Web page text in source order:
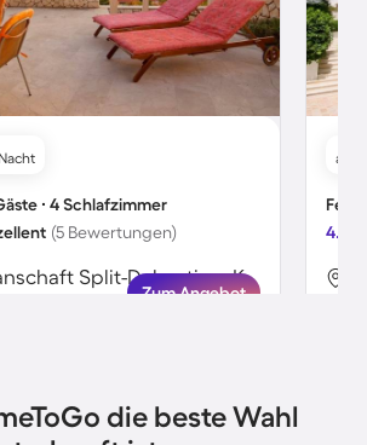
∙ 4 Schlafzimmer
(5 Bewertungen)
Bol, Gespanschaft Split-Dalmatien, Kroatien
Zum Angebot
ab
4.9
die beste Wahl